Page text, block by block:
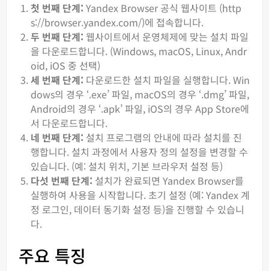
첫 번째 단계: Yandex Browser 공식 웹사이트 (http
s://browser.yandex.com/)에 접속합니다.
두 번째 단계: 웹사이트에서 운영체제에 맞는 설치 파일
을 다운로드합니다. (Windows, macOS, Linux, Andr
oid, iOS 중 선택)
세 번째 단계: 다운로드한 설치 파일을 실행합니다. Win
dows의 경우 ‘.exe’ 파일, macOS의 경우 ‘.dmg’ 파일,
Android의 경우 ‘.apk’ 파일, iOS의 경우 App Store에
서 다운로드합니다.
네 번째 단계: 설치 프로그램의 안내에 따라 설치를 진
행합니다. 설치 과정에서 사용자 정의 설정을 변경할 수
있습니다. (예: 설치 위치, 기본 브라우저 설정 등)
다섯 번째 단계: 설치가 완료되면 Yandex Browser를
실행하여 사용을 시작합니다. 초기 설정 (예: Yandex 계
정 로그인, 데이터 동기화 설정 등)을 진행할 수 있습니
다.
주요 특징